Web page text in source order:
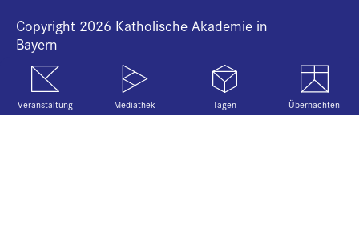
Copyright 2026 Katholische Akademie in
Bayern
Veranstaltung Mediathek Tagen Übernachten